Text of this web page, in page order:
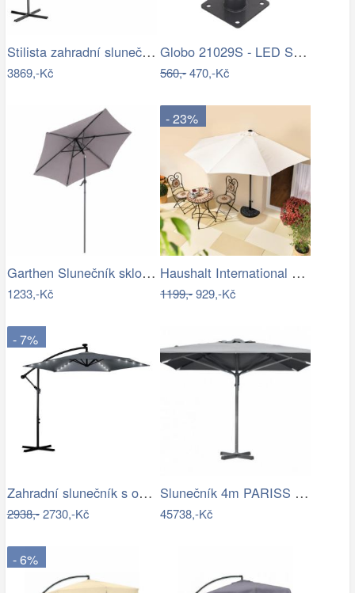
Stilista zahradní slunečník 350 cm…
3869,-Kč
Globo 21029S - LED Stm. nab. dot.…
560,-470,-Kč
Garthen Slunečník sklopný s kličkou,…
1233,-Kč
- 23%
Haushalt International Slunečník…
1199,-929,-Kč
- 7%
Zahradní slunečník s osvětlením PL-882,…
2938,-2730,-Kč
Slunečník 4m PARISS - GD
45738,-Kč
- 6%